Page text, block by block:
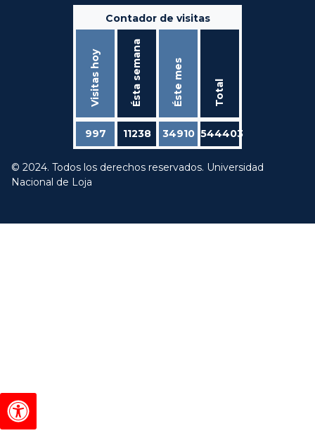
Contador de visitas
Visitas hoy Ésta semana Éste mes Total
997 11238 34910 544403
© 2024. Todos los derechos reservados. Universidad
Nacional de Loja